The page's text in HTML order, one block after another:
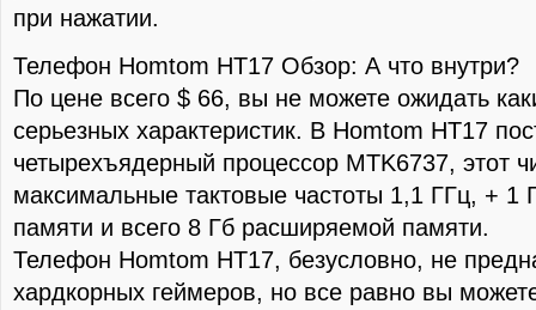
при нажатии.
Телефон Homtom HT17 Обзор: А что внутри?
По цене всего $ 66, вы не можете ожидать
серьезных характеристик. В Homtom HT17
четырехъядерный процессор MTK6737, этот
максимальные тактовые частоты 1,1 ГГц, + 1
памяти и всего 8 Гб расширяемой памяти.
Телефон Homtom HT17, безусловно, не
хардкорных геймеров, но все равно вы